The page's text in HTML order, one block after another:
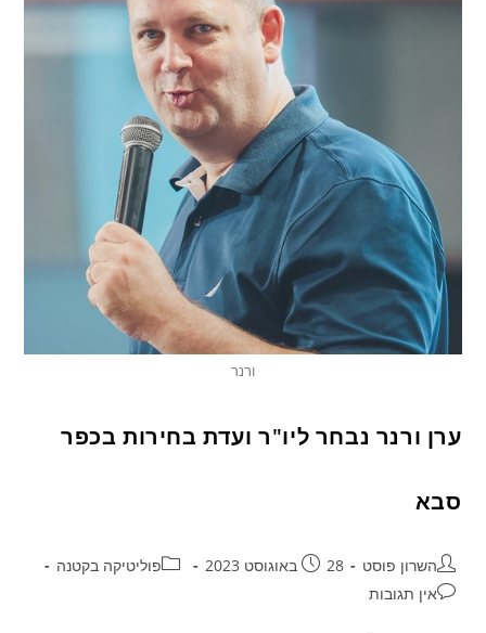
ורנר
ערן ורנר נבחר ליו"ר ועדת בחירות בכפר
סבא
השרון פוסט 28 באוגוסט 2023
פוליטיקה בקטנה
אין תגובות